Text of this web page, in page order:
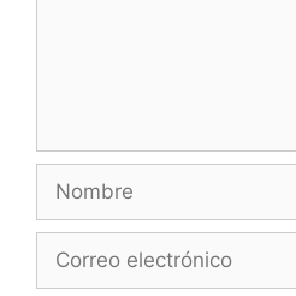
Nombre
Correo